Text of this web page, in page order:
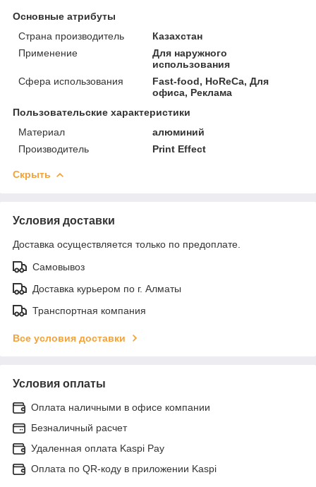
Основные атрибуты
Страна производитель
Казахстан
Применение
Для наружного
использования
Сфера использования
Fast-food, HoReCa, Для
офиса, Реклама
Пользовательские характеристики
Материал
алюминий
Производитель
Print Effect
Скрыть
Условия доставки
Доставка осуществляется только по предоплате.
Самовывоз
Доставка курьером по г. Алматы
Транспортная компания
Все условия доставки
Условия оплаты
Оплата наличными в офисе компании
Безналичный расчет
Удаленная оплата Kaspi Pay
Оплата по QR-коду в приложении Kaspi